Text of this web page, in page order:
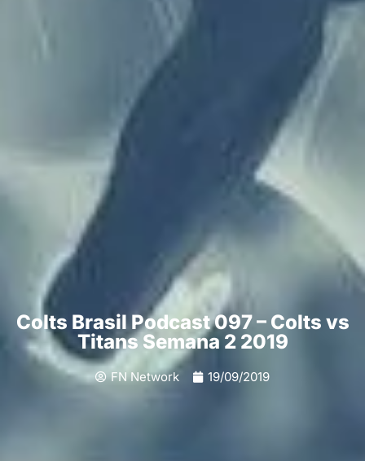
Colts Brasil Podcast 097 – Colts vs
Titans Semana 2 2019
FN Network 19/09/2019